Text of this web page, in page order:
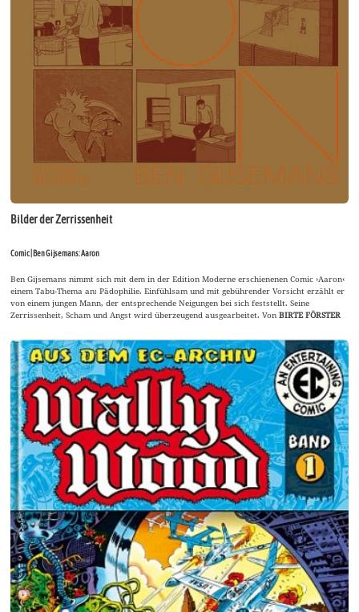
Bilder der Zerrissenheit
Comic | Ben Gijsemans: Aaron
Ben Gijsemans nimmt sich mit dem in der Edition Moderne erschienenen Comic ›Aaron‹
einem Tabu-Thema an: Pädophilie. Einfühlsam und mit gebührender Vorsicht erzählt er
von einem jungen Mann, der entsprechende Neigungen bei sich feststellt. Seine
Zerrissenheit, Scham und Angst wird überzeugend ausgearbeitet. VonBIRTE FÖRSTER